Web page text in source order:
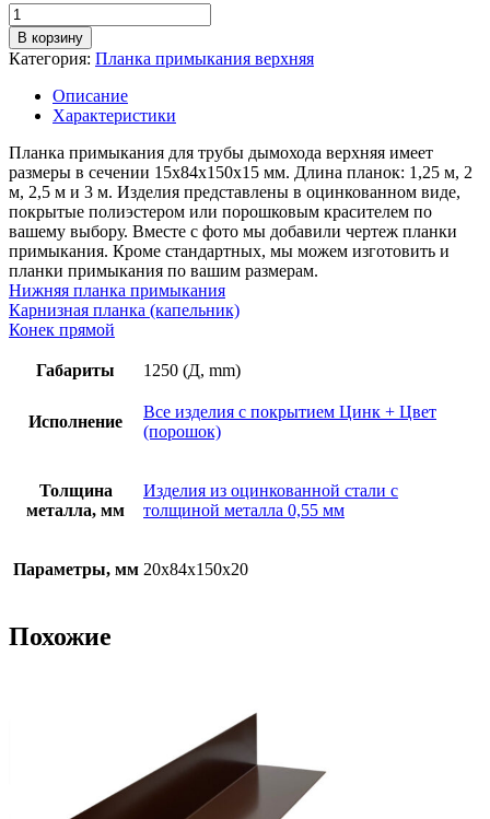
Количество
товара
Планка
примыкания
верхняя,
длина
1,25м,
толщина
металла
0,55
мм,
покрытие
RAL
(порошок)
В корзину
Категория: Планка примыкания верхняя
Описание
Характеристики
Планка примыкания для трубы дымохода верхняя имеет
размеры в сечении 15х84х150х15 мм. Длина планок: 1,25 м, 2
м, 2,5 м и 3 м. Изделия представлены в оцинкованном виде,
покрытые полиэстером или порошковым красителем по
вашему выбору. Вместе с фото мы добавили чертеж планки
примыкания. Кроме стандартных, мы можем изготовить и
планки примыкания по вашим размерам.
Нижняя планка примыкания
Карнизная планка (капельник)
Конек прямой
Габариты 1250 (Д, mm)
Исполнение
Все изделия с покрытием Цинк + Цвет
(порошок)
Толщина
металла, мм
Изделия из оцинкованной стали с
толщиной металла 0,55 мм
Параметры, мм 20х84х150х20
Похожие